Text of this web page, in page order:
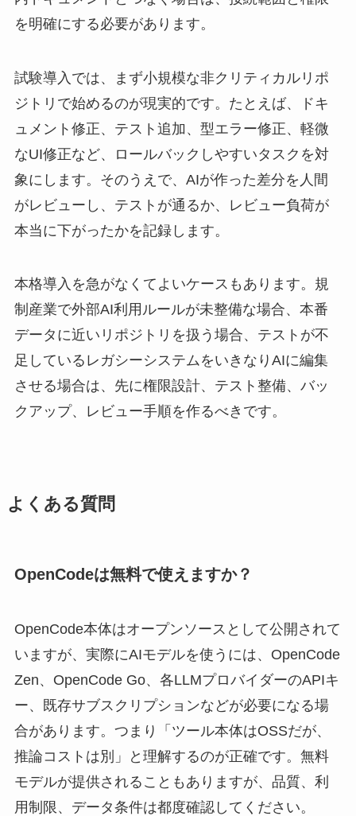
を明確にする必要があります。
試験導入では、まず小規模な非クリティカルリポ
ジトリで始めるのが現実的です。たとえば、ドキ
ュメント修正、テスト追加、型エラー修正、軽微
なUI修正など、ロールバックしやすいタスクを対
象にします。そのうえで、AIが作った差分を人間
がレビューし、テストが通るか、レビュー負荷が
本当に下がったかを記録します。
本格導入を急がなくてよいケースもあります。規
制産業で外部AI利用ルールが未整備な場合、本番
データに近いリポジトリを扱う場合、テストが不
足しているレガシーシステムをいきなりAIに編集
させる場合は、先に権限設計、テスト整備、バッ
クアップ、レビュー手順を作るべきです。
よくある質問
OpenCodeは無料で使えますか？
OpenCode本体はオープンソースとして公開されて
いますが、実際にAIモデルを使うには、OpenCode
Zen、OpenCode Go、各LLMプロバイダーのAPIキ
ー、既存サブスクリプションなどが必要になる場
合があります。つまり「ツール本体はOSSだが、
推論コストは別」と理解するのが正確です。無料
モデルが提供されることもありますが、品質、利
用制限、データ条件は都度確認してください。